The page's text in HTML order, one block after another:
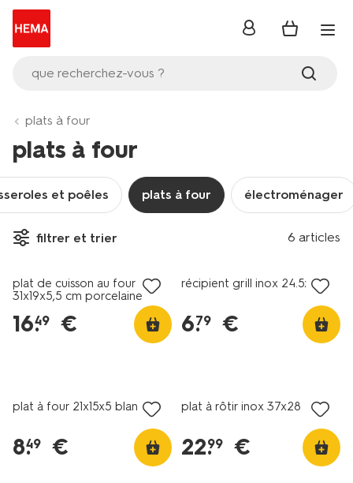
que recherchez-vous ?
se
plats à four
plats à four
et poêles plats à four électroménager
filtrer et trier 6 articles
plat de cuisson au four
31x19x5,5 cm porcelaine
16.
49 €
récipient grill inox 24.5x34
6.
79 €
plat à four 21x15x5 blanc
8.
49 €
plat à rôtir inox 37x28
22.
99 €